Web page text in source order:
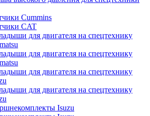
Cummins
CAT
для двигателя на спецтехнику
для двигателя на спецтехнику
для двигателя на спецтехнику
для двигателя на спецтехнику
Isuzu